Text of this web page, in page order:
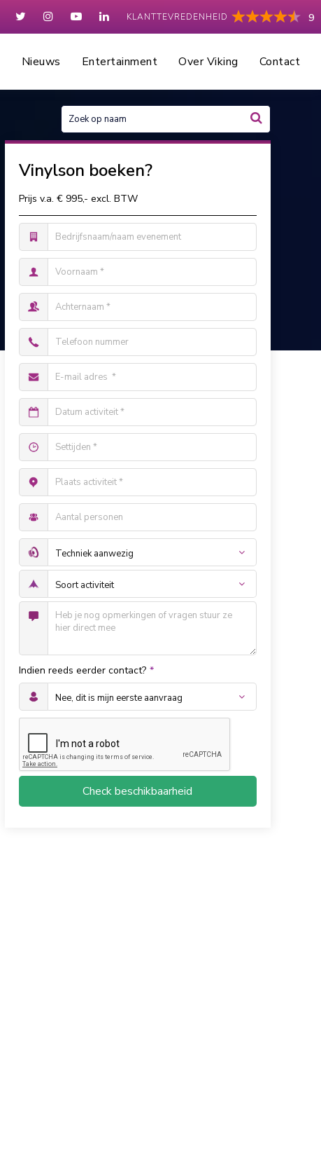
KLANTTEVREDENHEID 9
Nieuws Entertainment Over Viking Contact
Vinylson boeken?
Prijs v.a. € 995,- excl. BTW
Indien reeds eerder contact? *
Check beschikbaarheid